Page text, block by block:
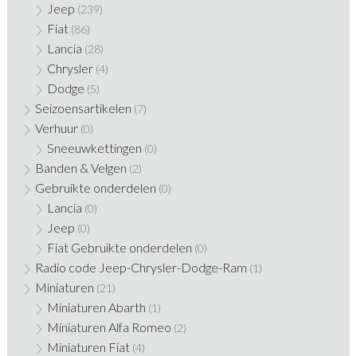
Jeep (239)
Fiat (86)
Lancia (28)
Chrysler (4)
Dodge (5)
Seizoensartikelen (7)
Verhuur (0)
Sneeuwkettingen (0)
Banden & Velgen (2)
Gebruikte onderdelen (0)
Lancia (0)
Jeep (0)
Fiat Gebruikte onderdelen (0)
Radio code Jeep-Chrysler-Dodge-Ram (1)
Miniaturen (21)
Miniaturen Abarth (1)
Miniaturen Alfa Romeo (2)
Miniaturen Fiat (4)